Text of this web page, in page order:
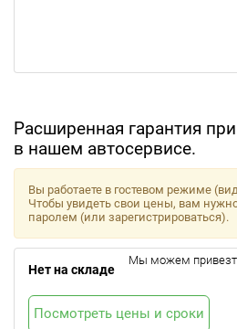
Расширенная гарантия
в нашем автосервисе.
Вы работаете в гостевом режиме
Чтобы увидеть свои цены, вам
паролем (или зарегистрироваться).
Нет на складе
Мы можем
Посмотреть цены и сроки